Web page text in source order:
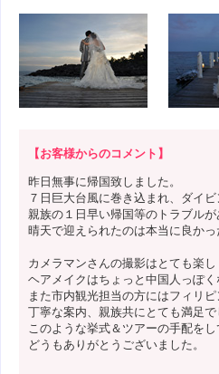
【お客様からのコメント】
昨日無事に帰国致しました。
７日巨大台風に巻き込まれ、ダイ
親族の１日早い帰国等のトラブル
晴天で迎えられたのは本当に良か
カメラマンさんの撮影はとても楽
ヘアメイクはちょっと中国人っぽ
また市内観光担当の方にはフィリ
丁寧な案内、親族共にとても満足
このような挙式＆ツアーの手配を
どうもありがとうございました。